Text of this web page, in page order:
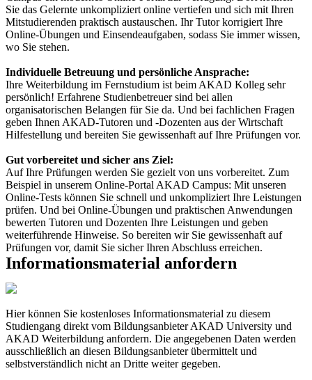
Sie das Gelernte unkompliziert online vertiefen und sich mit Ihren
Mitstudierenden praktisch austauschen. Ihr Tutor korrigiert Ihre
Online-Übungen und Einsendeaufgaben, sodass Sie immer wissen,
wo Sie stehen.
Individuelle Betreuung und persönliche Ansprache:
Ihre Weiterbildung im Fernstudium ist beim AKAD Kolleg sehr
persönlich! Erfahrene Studienbetreuer sind bei allen
organisatorischen Belangen für Sie da. Und bei fachlichen Fragen
geben Ihnen AKAD-Tutoren und -Dozenten aus der Wirtschaft
Hilfestellung und bereiten Sie gewissenhaft auf Ihre Prüfungen vor.
Gut vorbereitet und sicher ans Ziel:
Auf Ihre Prüfungen werden Sie gezielt von uns vorbereitet. Zum
Beispiel in unserem Online-Portal AKAD Campus: Mit unseren
Online-Tests können Sie schnell und unkompliziert Ihre Leistungen
prüfen. Und bei Online-Übungen und praktischen Anwendungen
bewerten Tutoren und Dozenten Ihre Leistungen und geben
weiterführende Hinweise. So bereiten wir Sie gewissenhaft auf
Prüfungen vor, damit Sie sicher Ihren Abschluss erreichen.
Informationsmaterial anfordern
Hier können Sie kostenloses Informationsmaterial zu diesem
Studiengang direkt vom Bildungsanbieter AKAD University und
AKAD Weiterbildung anfordern. Die angegebenen Daten werden
ausschließlich an diesen Bildungsanbieter übermittelt und
selbstverständlich nicht an Dritte weiter gegeben.